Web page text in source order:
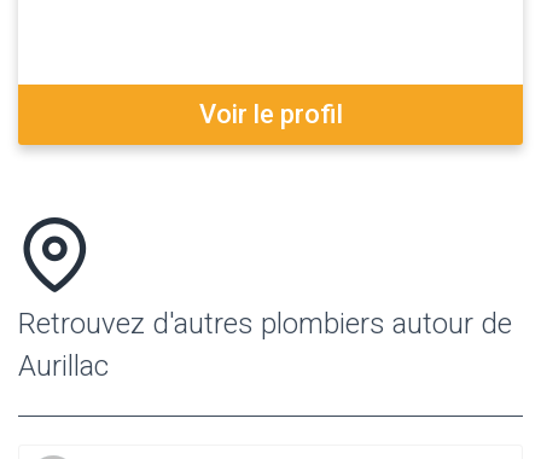
Voir le profil
Retrouvez d'autres plombiers autour de
Aurillac